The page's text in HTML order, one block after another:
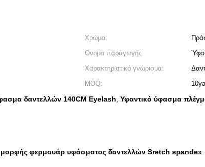
Χρώμα:
Όνομα παραγωγής:
Χαρακτηριστικό γνώρισμα:
MOQ:
δαντελλών 140CM Eyelash, Υφαντικό ύφασμα
φερμουάρ υφάσματος δαντελλών Sretch spandex